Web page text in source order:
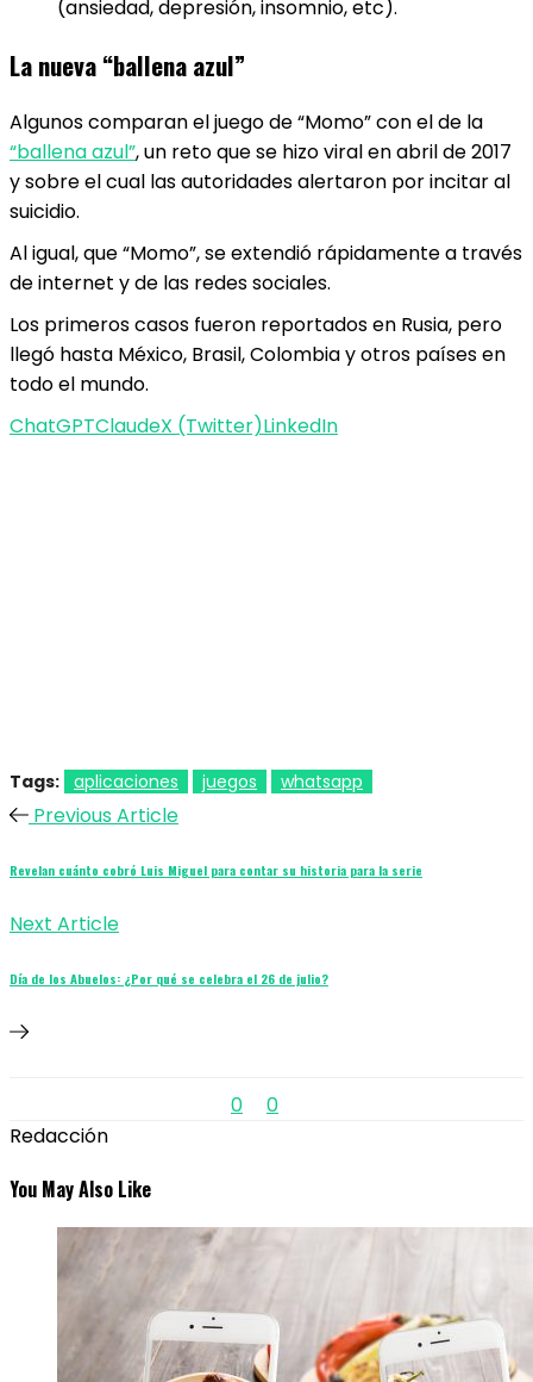
(ansiedad, depresión, insomnio, etc).
La nueva “ballena azul”
Algunos comparan el juego de “Momo” con el de la
“ballena azul”, un reto que se hizo viral en abril de 2017
y sobre el cual las autoridades alertaron por incitar al
suicidio.
Al igual, que “Momo”, se extendió rápidamente a través
de internet y de las redes sociales.
Los primeros casos fueron reportados en Rusia, pero
llegó hasta México, Brasil, Colombia y otros países en
todo el mundo.
ChatGPTClaudeX (Twitter)LinkedIn
Tags: aplicaciones juegos whatsapp
Previous Article
Revelan cuánto cobró Luis Miguel para contar su historia para la serie
Next Article
Día de los Abuelos: ¿Por qué se celebra el 26 de julio?
0
0
Redacción
You May Also Like